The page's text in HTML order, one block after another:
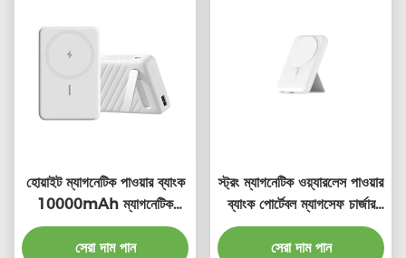
হোয়াইট ম্যাগনেটিক পাওয়ার ব্যাংক
10000mAh ম্যাগনেটিক
পোর্টেবল চার্জার
সেরা দাম পান
স্ট্রং ম্যাগনেটিক ওয়্যারলেস পাওয়ার
ব্যাংক পোর্টেবল ম্যাগসেফ চার্জার
পাওয়ার ব্যাংক 10000mAh
সেরা দাম পান